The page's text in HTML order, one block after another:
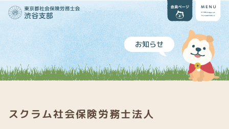
お知らせ
スクラム社会保険労務士法人